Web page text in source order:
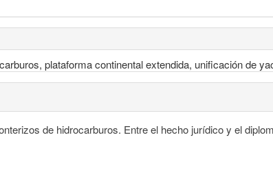
plataforma continental extendida, unificación de
de hidrocarburos. Entre el hecho jurídico y el